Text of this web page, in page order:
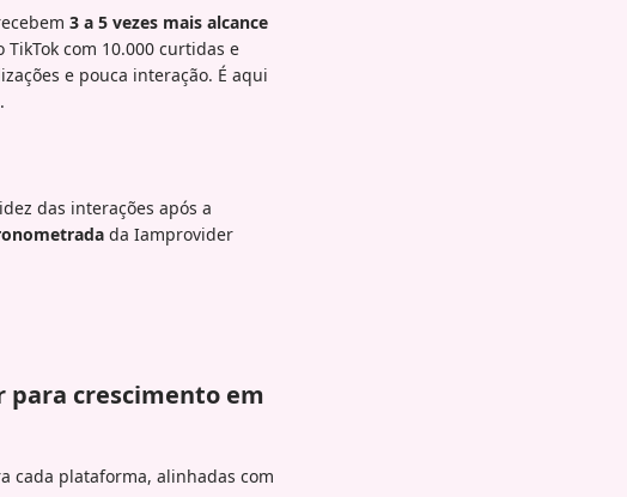
3 a 5 vezes mais alcance
com 10.000 curtidas e
e pouca interação. É aqui
das interações após a
da Iamprovider
para crescimento em
cada plataforma, alinhadas com